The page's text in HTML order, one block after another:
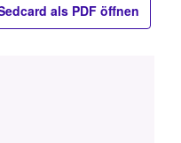
als PDF öffnen